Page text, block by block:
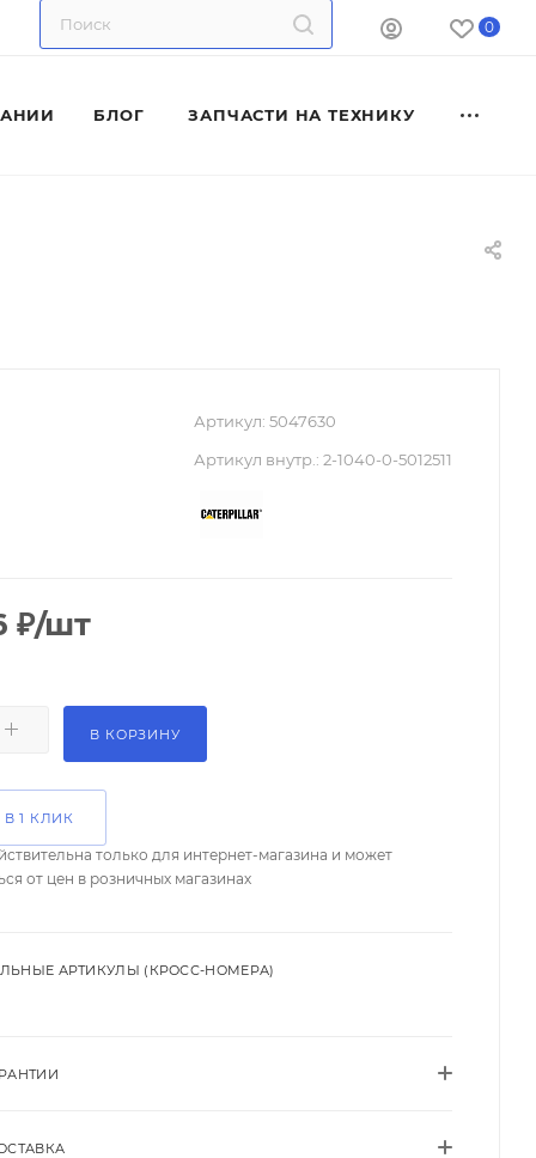
0
БЛОГ ЗАПЧАСТИ НА ТЕХНИКУ
Артикул: 5047630
Артикул внутр.: 2-1040-0-5012511
₽/шт
В КОРЗИНУ
1 КЛИК
только для интернет-магазина и может
от цен в розничных магазинах
АРТИКУЛЫ (КРОСС-НОМЕРА)